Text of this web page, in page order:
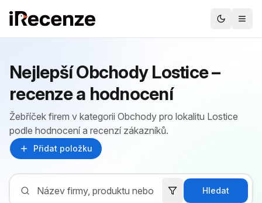
Nejlepší Obchody Lostice –
recenze a hodnocení
Žebříček firem v kategorii Obchody pro lokalitu Lostice
podle hodnocení a recenzí zákazníků.
Přidat položku
Hledat